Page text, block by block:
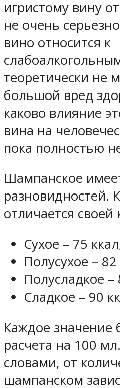
игристому вину
не очень
вино относится к
теоретически не
большой вред
каково влияние
вина на
пока полностью
Шампанское
разновидностей.
отличается
Сухое – 75
Полусухое – 82
Полусладкое –
Сладкое – 90
Каждое значение
расчета на 100
словами, от
шампанском